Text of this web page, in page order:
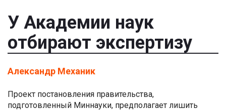
У Академии наук
отбирают экспертизу
Александр Механик
Проект постановления правительства,
подготовленный Миннауки, предполагает лишить